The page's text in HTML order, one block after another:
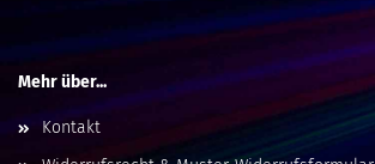
Mehr über...
Kontakt